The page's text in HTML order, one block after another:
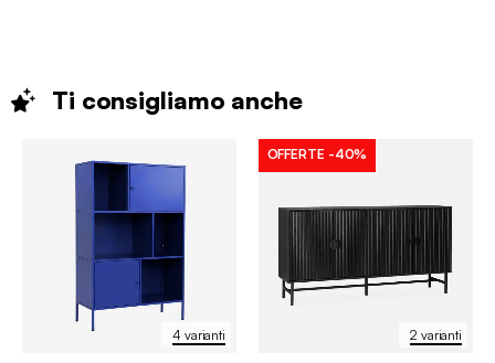
Ti consigliamo anche
4 varianti 2 varianti
OFFERTE -40%